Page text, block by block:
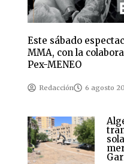
Este sábado
MMA, con la
Pex-MENEO
Redacción 6 agosto